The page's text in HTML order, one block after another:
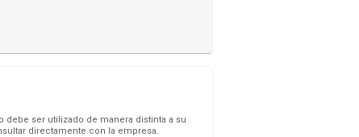
ser utilizado de manera distinta a su
directamente con la empresa.